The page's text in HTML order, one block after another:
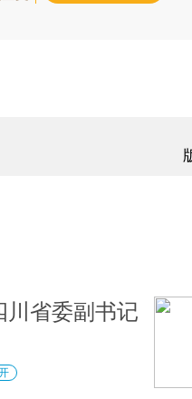
川省委副书记